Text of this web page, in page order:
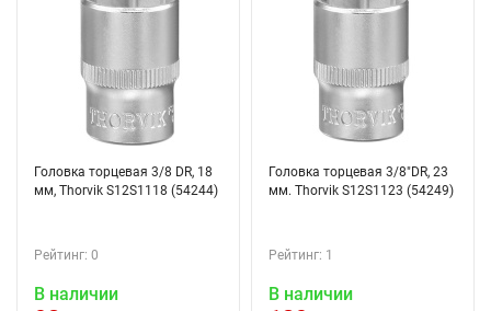
Головка торцевая 3/8 DR, 18
мм, Thorvik S12S1118 (54244)
Рейтинг: 0
В наличии
Головка торцевая 3/8"DR, 23
мм. Thorvik S12S1123 (54249)
Рейтинг: 1
В наличии